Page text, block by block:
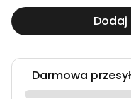
Dodaj
Darmowa